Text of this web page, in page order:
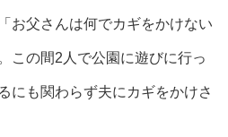
お父さんは何でカギをかけない
この間2人で公園に遊びに行っ
にも関わらず夫にカギをかけさ